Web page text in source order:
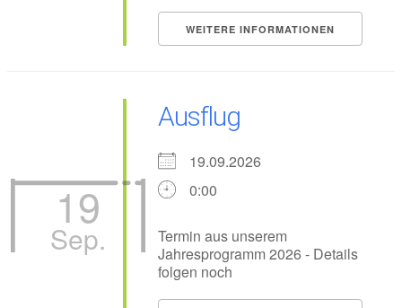
WEITERE INFORMATIONEN
19
Sep.
Ausflug
19.09.2026
0:00
Termin aus unserem
Jahresprogramm 2026 - Details
folgen noch